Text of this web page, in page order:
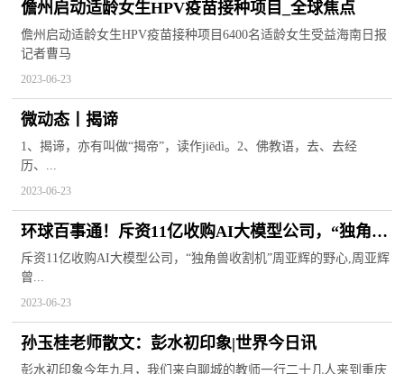
儋州启动适龄女生HPV疫苗接种项目_全球焦点
儋州启动适龄女生HPV疫苗接种项目6400名适龄女生受益海南日报
记者曹马
2023-06-23
微动态丨揭谛
1、揭谛，亦有叫做“揭帝”，读作jiēdì。2、佛教语，去、去经
历、...
2023-06-23
环球百事通！斥资11亿收购AI大模型公司，“独角兽
收割机”周亚辉的野心
斥资11亿收购AI大模型公司，“独角兽收割机”周亚辉的野心,周亚辉
曾...
2023-06-23
孙玉桂老师散文：彭水初印象|世界今日讯
彭水初印象今年九月，我们来自聊城的教师一行二十几人来到重庆